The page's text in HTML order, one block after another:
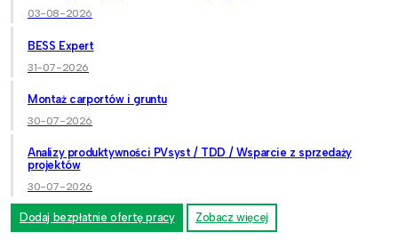
03-08-2026
BESS Expert
31-07-2026
Montaż carportów i gruntu
30-07-2026
Analizy produktywności PVsyst / TDD / Wsparcie z sprzedaży
projektów
30-07-2026
Dodaj bezpłatnie ofertę pracy Zobacz więcej